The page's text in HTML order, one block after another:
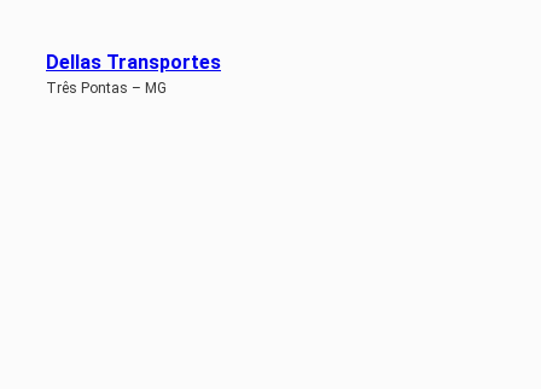
Dellas Transportes
Três Pontas – MG